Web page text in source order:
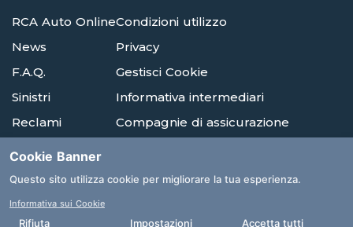
Clicca qui per la tua consulenza
RCA Auto Online
News
F.A.Q.
Sinistri
Reclami
Condizioni utilizzo
Privacy
Gestisci Cookie
Informativa intermediari
Compagnie di assicurazione
Albi E Ordini
Cookie Banner
Questo sito utilizza cookie per migliorare la tua esperienza.
Informativa sui Cookie
Rifiuta Impostazioni Accetta tutti